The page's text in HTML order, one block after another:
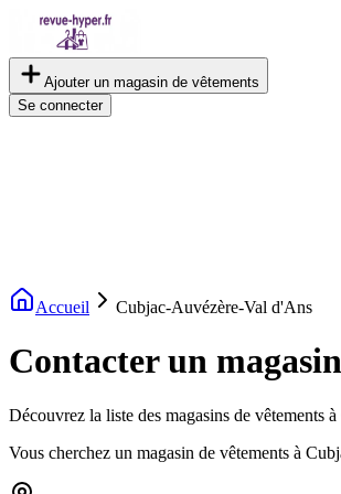
Ajouter un magasin de vêtements
Se connecter
Accueil Cubjac-Auvézère-Val d'Ans
Contacter un
Découvrez la liste des magasins de vêtements
Vous cherchez un magasin de vêtements à